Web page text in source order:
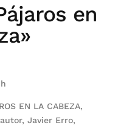
en
EN LA CABEZA,
Javier Erro,